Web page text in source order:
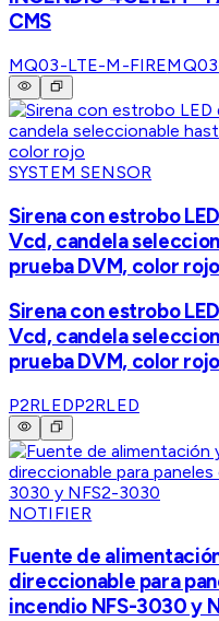
CMS
MQ03-LTE-M-FIRE
SYSTEM SENSOR
Sirena con estrobo
Vcd, candela
prueba DVM, color rojo
Sirena con estrobo
Vcd, candela
prueba DVM, color rojo
P2RLEDP2RLED
NOTIFIER
Fuente de
direccionable para
incendio NFS-3030 y